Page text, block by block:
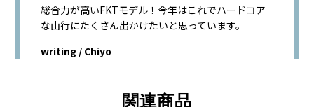
総合力が高いFKTモデル！今年はこれでハードコア
な山行にたくさん出かけたいと思っています。
writing / Chiyo
関連商品